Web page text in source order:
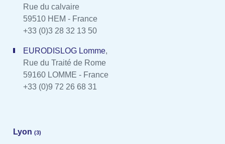
Rue du calvaire
59510 HEM - France
+33 (0)3 28 32 13 50
EURODISLOG Lomme,
Rue du Traité de Rome
59160 LOMME - France
+33 (0)9 72 26 68 31
Lyon (3)